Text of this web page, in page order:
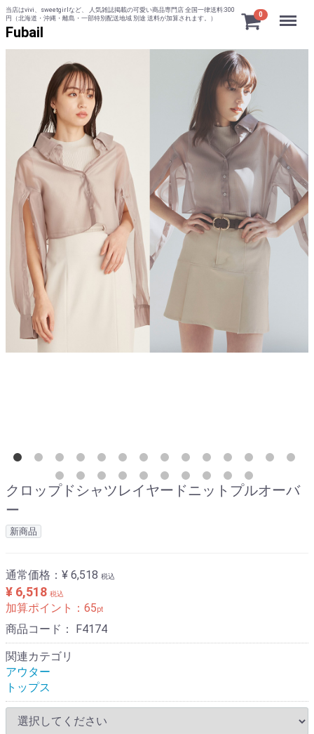
当店はvivi、sweetgirlなど、 人気雑誌掲載の可愛い商品専門店 全国一律送料:300
円（北海道・沖縄・離島・一部特別配送地域 別途 送料が加算されます。）
Fubail
0 Menu
クロップドシャツレイヤードニットプルオーバ
ー
新商品
通常価格： ¥ 6,518 税込
¥ 6,518 税込
加算ポイント： 65pt
商品コード： F4174
関連カテゴリ
アウター
トップス